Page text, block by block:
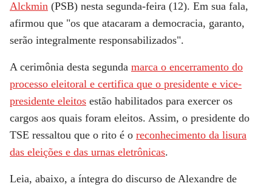
Alckmin (PSB) nesta segunda-feira (12). Em sua fala,
afirmou que "os que atacaram a democracia, garanto,
serão integralmente responsabilizados".
A cerimônia desta segunda marca o encerramento do
processo eleitoral e certifica que o presidente e vice-
presidente eleitos estão habilitados para exercer os
cargos aos quais foram eleitos. Assim, o presidente do
TSE ressaltou que o rito é o reconhecimento da lisura
das eleições e das urnas eletrônicas.
Leia, abaixo, a íntegra do discurso de Alexandre de